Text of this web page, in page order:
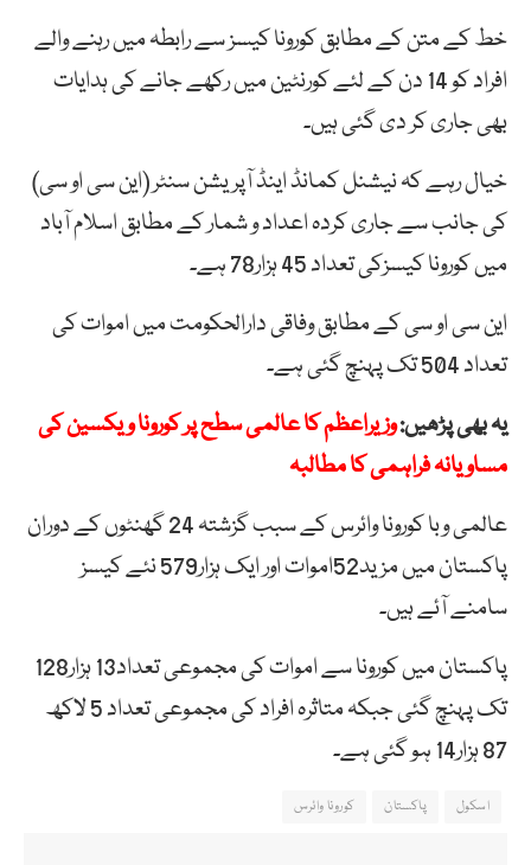
خط کے متن کے مطابق کورونا کیسز سے رابطہ میں رہنے والے
افراد کو 14 دن کے لئے کورنٹین میں رکھے جانے کی ہدایات
بھی جاری کر دی گئی ہیں۔
خیال رہے کہ نیشنل کمانڈ اینڈ آپریشن سنٹر (این سی او سی)
کی جانب سے جاری کردہ اعداد و شمار کے مطابق اسلام آباد
میں کورونا کیسزکی تعداد 45 ہزار78 ہے۔
این سی او سی کے مطابق وفاقی دارالحکومت میں اموات کی
تعداد 504 تک پہنچ گئی ہے۔
یہ بھی پڑھیں:وزیراعظم کا عالمی سطح پر کورونا ویکسین کی
مساویانہ فراہمی کا مطالبہ
عالمی وبا کورونا وائرس کے سبب گزشتہ 24 گھنٹوں کے دوران
پاکستان میں مزید52اموات اور ایک ہزار579 نئے کیسز
سامنے آئے ہیں۔
پاکستان میں کورونا سے اموات کی مجموعی تعداد13 ہزار128
تک پہنچ گئی جبکہ متاثرہ افراد کی مجموعی تعداد 5 لاکھ
87 ہزار14 ہو گئی ہے۔
اسکول پاکستان کورونا وائرس